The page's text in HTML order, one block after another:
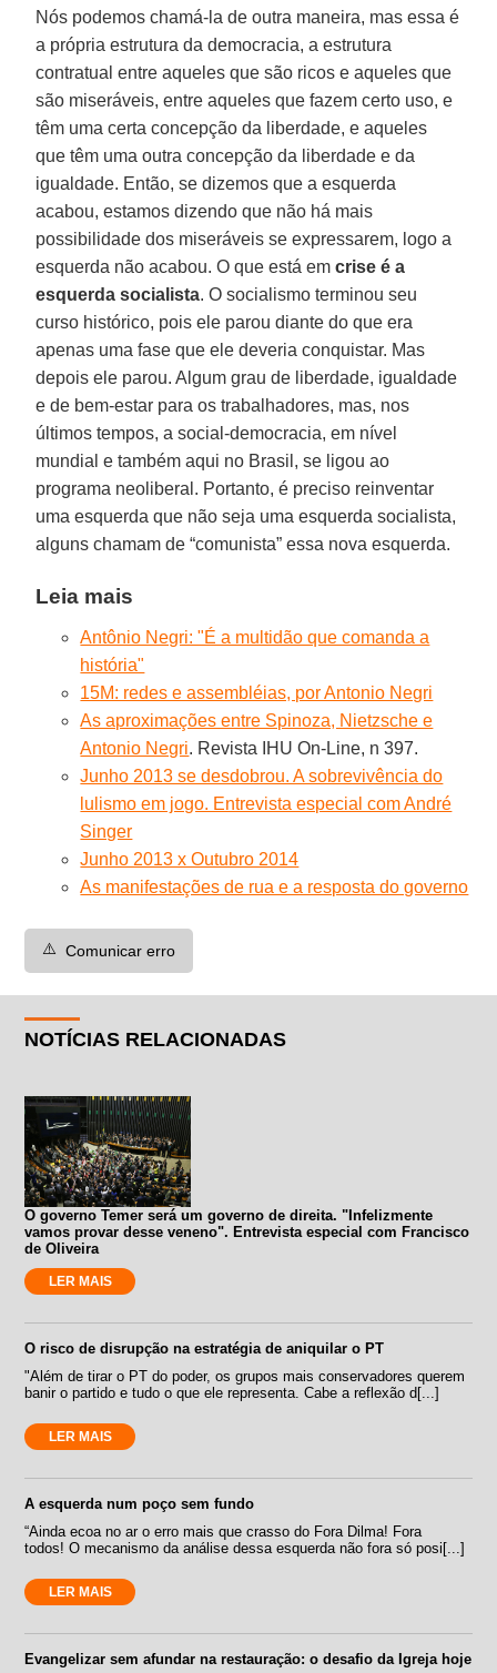
Nós podemos chamá-la de outra maneira, mas essa é
a própria estrutura da democracia, a estrutura
contratual entre aqueles que são ricos e aqueles que
são miseráveis, entre aqueles que fazem certo uso, e
têm uma certa concepção da liberdade, e aqueles
que têm uma outra concepção da liberdade e da
igualdade. Então, se dizemos que a esquerda
acabou, estamos dizendo que não há mais
possibilidade dos miseráveis se expressarem, logo a
esquerda não acabou. O que está em crise é a
esquerda socialista. O socialismo terminou seu
curso histórico, pois ele parou diante do que era
apenas uma fase que ele deveria conquistar. Mas
depois ele parou. Algum grau de liberdade, igualdade
e de bem-estar para os trabalhadores, mas, nos
últimos tempos, a social-democracia, em nível
mundial e também aqui no Brasil, se ligou ao
programa neoliberal. Portanto, é preciso reinventar
uma esquerda que não seja uma esquerda socialista,
alguns chamam de “comunista” essa nova esquerda.
Leia mais
Antônio Negri: "É a multidão que comanda a
história"
15M: redes e assembléias, por Antonio Negri
As aproximações entre Spinoza, Nietzsche e
Antonio Negri. Revista IHU On-Line, n 397.
Junho 2013 se desdobrou. A sobrevivência do
lulismo em jogo. Entrevista especial com André
Singer
Junho 2013 x Outubro 2014
As manifestações de rua e a resposta do governo
⚠️ Comunicar erro
NOTÍCIAS RELACIONADAS
O governo Temer será um governo de direita. "Infelizmente
vamos provar desse veneno". Entrevista especial com Francisco
de Oliveira
LER MAIS
O risco de disrupção na estratégia de aniquilar o PT
"Além de tirar o PT do poder, os grupos mais conservadores querem
banir o partido e tudo o que ele representa. Cabe a reflexão d[...]
LER MAIS
A esquerda num poço sem fundo
“Ainda ecoa no ar o erro mais que crasso do Fora Dilma! Fora
todos! O mecanismo da análise dessa esquerda não fora só posi[...]
LER MAIS
Evangelizar sem afundar na restauração: o desafio da Igreja hoje